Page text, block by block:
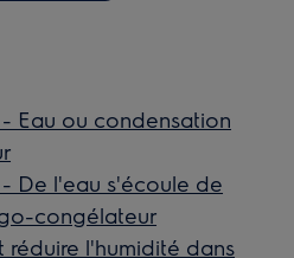
Eau ou condensation
De l'eau s'écoule de
congélateur
réduire l'humidité dans